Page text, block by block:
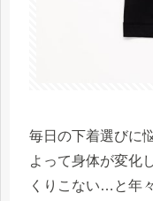
毎日の下着選びに
よって身体が変化
くりこない…と年